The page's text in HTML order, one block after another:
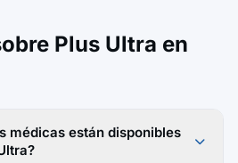
Plus Ultra en
médicas están disponibles